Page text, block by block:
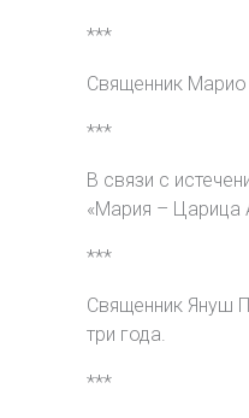
***
Священник Марио
***
В связи с
«Мария – Царица
***
Священник Януш
три года.
***